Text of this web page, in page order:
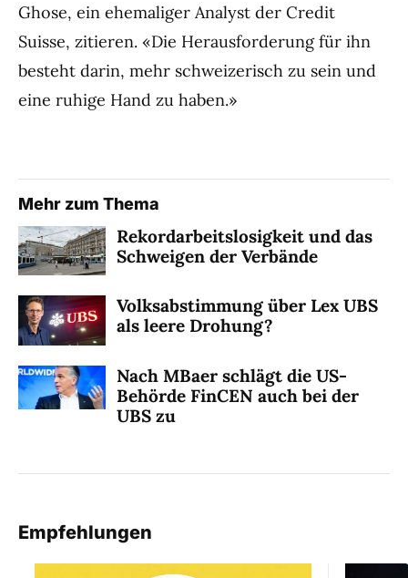
Ghose, ein ehemaliger Analyst der Credit
Suisse, zitieren. «Die Herausforderung für ihn
besteht darin, mehr schweizerisch zu sein und
eine ruhige Hand zu haben.»
Mehr zum Thema
Rekordarbeitslosigkeit und das
Schweigen der Verbände
Volksabstimmung über Lex UBS
als leere Drohung?
Nach MBaer schlägt die US-
Behörde FinCEN auch bei der
UBS zu
Empfehlungen